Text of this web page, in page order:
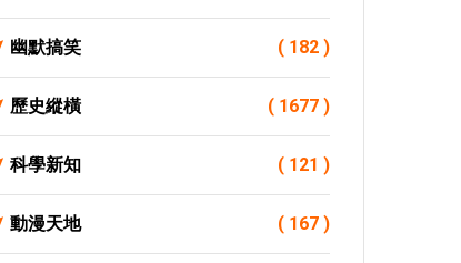
幽默搞笑 ( 182 )
歷史縱橫 ( 1677 )
科學新知 ( 121 )
動漫天地 ( 167 )